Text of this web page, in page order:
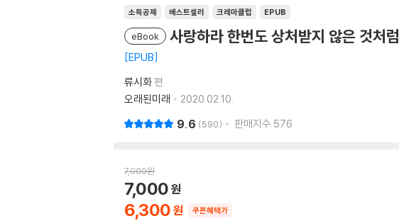
소득공제 베스트셀러 크레마클럽 EPUB
eBook 사랑하라 한번도 상처받지 않은 것처럼
EPUB
류시화편
오래된미래
2020.02.10.
9.6 590 판매지수 576
7,000원
6,300
7,000
쿠폰혜택가